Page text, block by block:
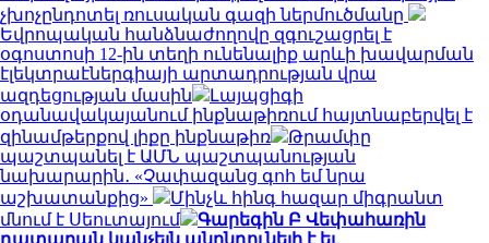
չխոչընդոտել ռուսական գազի ներմուծմանը
Եվրոպական հանձնաժողովը զգուշացրել է
օգոստոսի 12-ին տեղի ունենալիք արևի խավարման
էլեկտրաէներգիայի արտադրության վրա
ազդեցության մասին
Լայպցիգի
օդանավակայանում ինքնաթիռում հայտնաբերվել է
զինամթերքով լիքը ինքնաթիռ
Թրամփը
պաշտպանել է ԱՄՆ պաշտպանության
նախարարին․ «Չափազանց գոհ եմ նրա
աշխատանքից»
Մինչև հինգ հազար միգրանտ
մնում է Սեուտայում
Գարեգին Բ Վեփահառին
դատարան կանչելն անընդունելի է եւ